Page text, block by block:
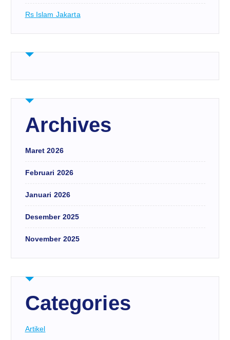
Rs Islam Jakarta
Archives
Maret 2026
Februari 2026
Januari 2026
Desember 2025
November 2025
Categories
Artikel